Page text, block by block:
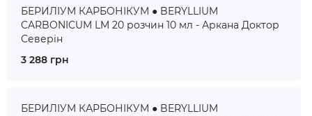
БЕРИЛІУМ КАРБОНІКУМ ● BERYLLIUM
CARBONICUM LM 20 розчин 10 мл - Аркана Доктор
Северін
3 288 грн
БЕРИЛІУМ КАРБОНІКУМ ● BERYLLIUM